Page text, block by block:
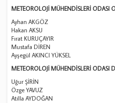
METEOROLOJİ MÜHENDİSLERİ ODASI
Ayhan AKGÖZ
Hakan AKSU
Fırat KURUÇAYIR
Mustafa DİREN
Ayşegül AKINCI YÜKSEL
METEOROLOJİ MÜHENDİSLERİ ODASI
Uğur ŞİRİN
Özge YAVUZ
Atilla AYDOĞAN